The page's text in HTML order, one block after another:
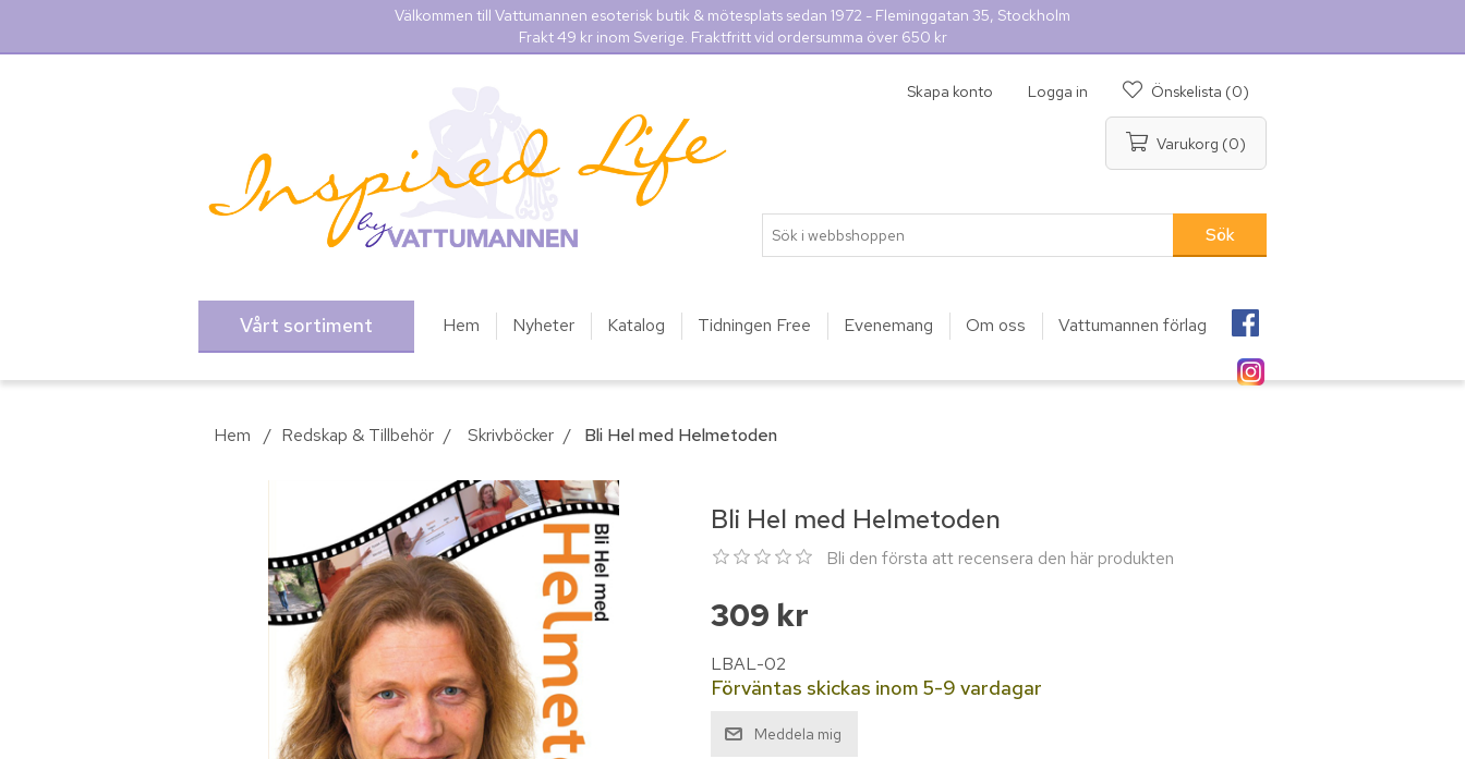
Välkommen till Vattumannen esoterisk butik & mötesplats sedan 1972 - Fleminggatan 35, Stockholm
Frakt 49 kr inom Sverige. Fraktfritt vid ordersumma över 650 kr
Skapa konto Logga in Önskelista (0)
Varukorg (0)
Vårt sortiment Hem Nyheter Katalog Tidningen Free Evenemang Om oss Vattumannen förlag
Hem / Redskap & Tillbehör / Skrivböcker / Bli Hel med Helmetoden
Bli Hel med Helmetoden
Bli den första att recensera den här produkten
309 kr
LBAL-02
Förväntas skickas inom 5-9 vardagar